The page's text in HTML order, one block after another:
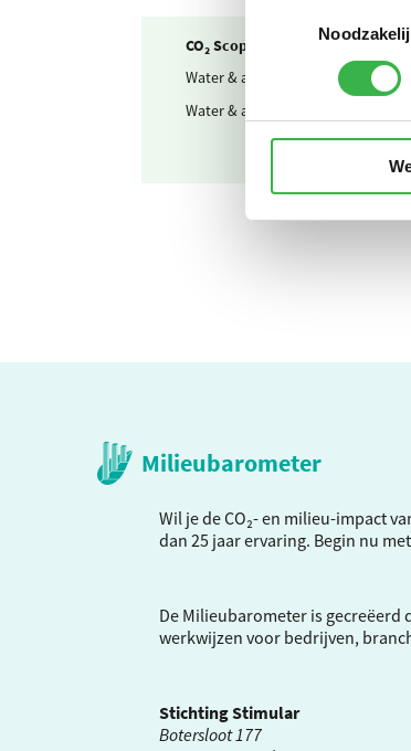
CO₂ Scope 3
Water & afvalwater
Water & afvalwater
Milieubarometer
Wil je de CO₂- en milieu-impact
dan 25 jaar ervaring. Begin nu
De Milieubarometer is gecreëerd
werkwijzen voor bedrijven,
Stichting Stimular
Botersloot 177